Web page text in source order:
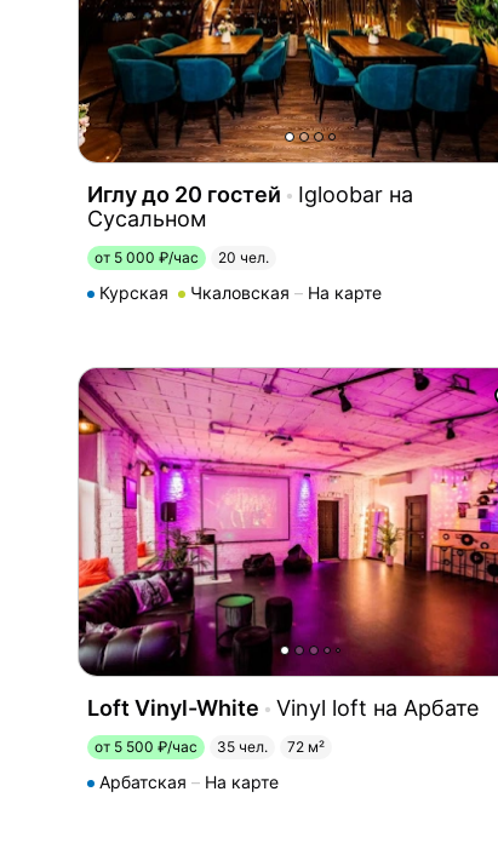
Иглу до 20 гостей
Igloobar на
Сусальном
от 5 000 ₽/час 20 чел.
Курская Чкаловская На карте
Loft Vinyl-White Vinyl loft на Арбате
от 5 500 ₽/час 35 чел. 72 м²
Арбатская На карте